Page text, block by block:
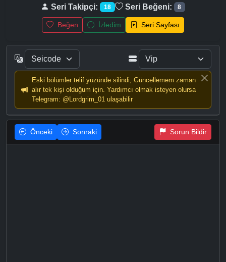
Seri Takipçi: 18 Seri Beğeni: 8
Beğen İzledim Seri Sayfası
Eski bölümler telif yüzünde silindi, Güncellemem zaman
alır tek kişi olduğum için. Yardımcı olmak isteyen olursa
Telegram: @Lordgrim_01 ulaşabilir
Önceki Sonraki Sorun Bildir